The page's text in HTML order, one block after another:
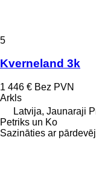
5
Kverneland 3k
1 446 € Bez PVN
Arkls
Latvija, Jaunaraji
Petriks un Ko
Sazināties ar